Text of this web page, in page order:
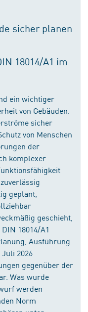
sicher planen
18014/A1 im
ein wichtiger
von Gebäuden.
sicher
von Menschen
der
komplexer
geplant,
geschieht,
18014/A1
Ausführung
2026
gegenüber der
Was wurde
werden
Norm